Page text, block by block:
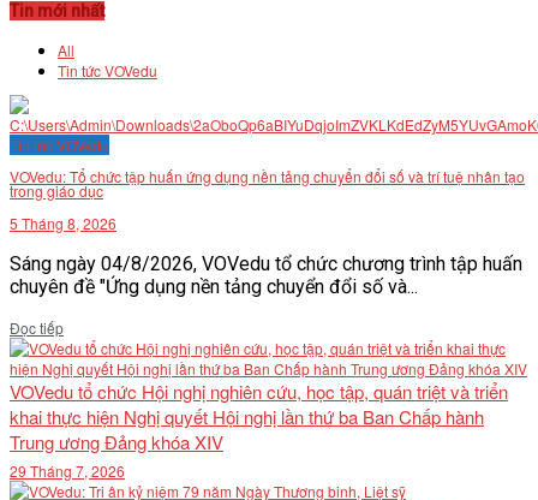
Tin mới nhất
All
Tin tức VOVedu
Tin tức VOVedu
VOVedu: Tổ chức tập huấn ứng dụng nền tảng chuyển đổi số và trí tuệ nhân tạo
trong giáo dục
5 Tháng 8, 2026
Sáng ngày 04/8/2026, VOVedu tổ chức chương trình tập huấn
chuyên đề "Ứng dụng nền tảng chuyển đổi số và...
Đọc tiếpDetails
VOVedu tổ chức Hội nghị nghiên cứu, học tập, quán triệt và triển
khai thực hiện Nghị quyết Hội nghị lần thứ ba Ban Chấp hành
Trung ương Đảng khóa XIV
29 Tháng 7, 2026